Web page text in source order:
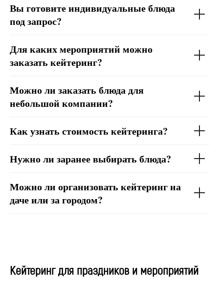
Вы готовите индивидуальные блюда
под запрос?
Для каких мероприятий можно
заказать кейтеринг?
Можно ли заказать блюда для
небольшой компании?
Как узнать стоимость кейтеринга?
Нужно ли заранее выбирать блюда?
Можно ли организовать кейтеринг на
даче или за городом?
Кейтеринг для праздников и мероприятий